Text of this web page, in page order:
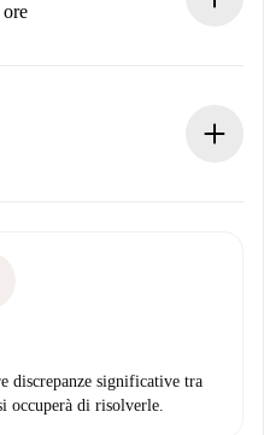
nulla e ti proporremo
discrepanze significative tra
occuperà di risolverle.